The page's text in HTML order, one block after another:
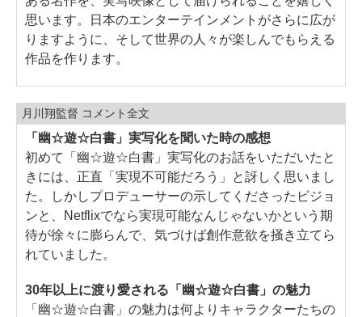
思います。日本のエンターテインメントがさらに広が
りますように、そして世界の人々が楽しんでもらえる
作品を作ります。
月川翔監督 コメント全文
「幽☆遊☆白書」実写化を聞いた時の感想
初めて「幽☆遊☆白書」実写化のお話をいただいたと
きには、正直「実現不可能だろう」と訝しく思いまし
た。しかしプロデューサーの示してくださったビジョ
ンと、Netflixでなら実現可能なんじゃないかという期
待が徐々に膨らんで、気づけば創作意欲を掻き立てら
れていました。
30年以上に渡り愛される「幽☆遊☆白書」の魅力
「幽☆遊☆白書」の魅力は何よりキャラクターたちの